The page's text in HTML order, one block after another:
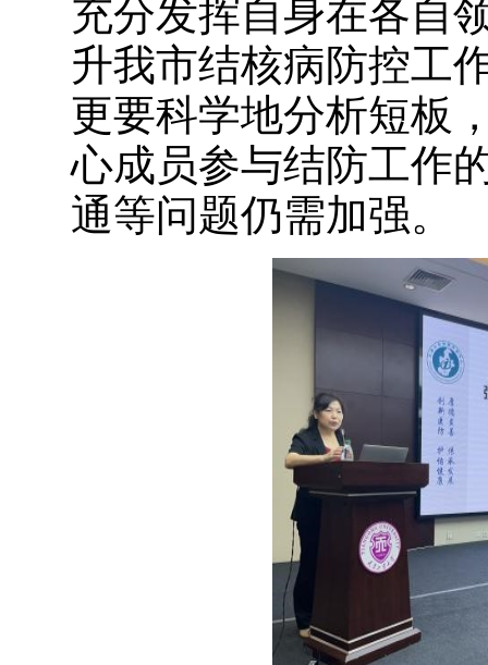
充分发挥自身在各自
升我市结核病防控工
更要科学地分析短板
心成员参与结防工作
通等问题仍需加强。